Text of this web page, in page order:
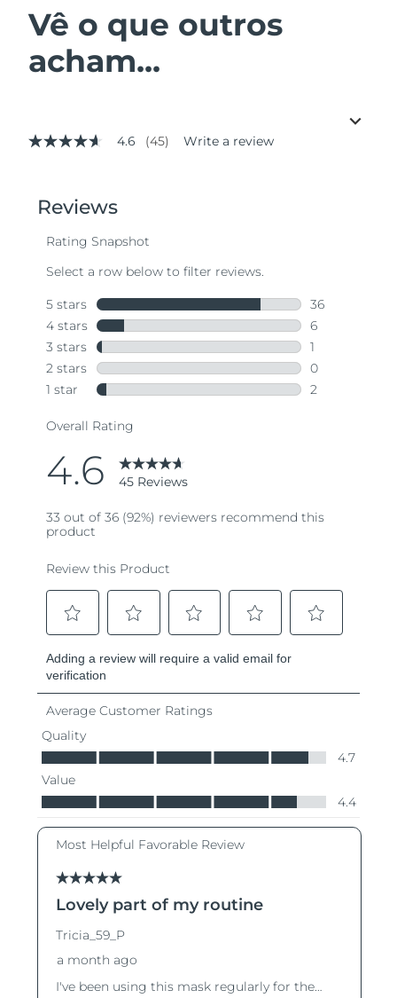
Vê o que outros
acham...
4.6
stars,
average
value.
Same
page
link.
4.6 (45) Write a review